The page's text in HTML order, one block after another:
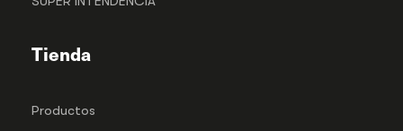
Tienda
Productos